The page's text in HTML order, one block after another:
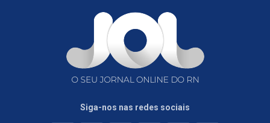
Siga-nos nas redes sociais